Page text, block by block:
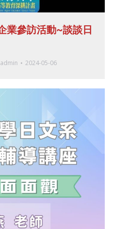
業參訪活動~談談日
2024-05-06